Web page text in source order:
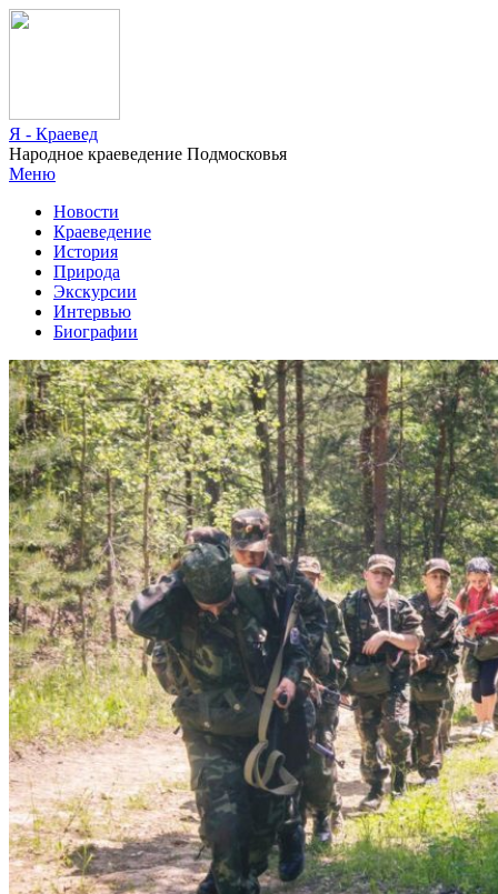
Я - Краевед
Народное краеведение Подмосковья
Меню
Новости
Краеведение
История
Природа
Экскурсии
Интервью
Биографии